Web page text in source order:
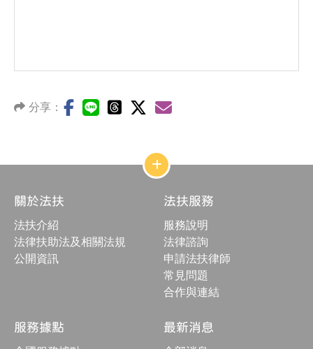
分享：
網
站
結
構
合
按
鈕
關於法扶
法扶介紹
法律扶助法及相關法規
公開資訊
法扶服務
服務說明
法律諮詢
申請法扶律師
常見問題
合作與連結
服務據點 最新消息